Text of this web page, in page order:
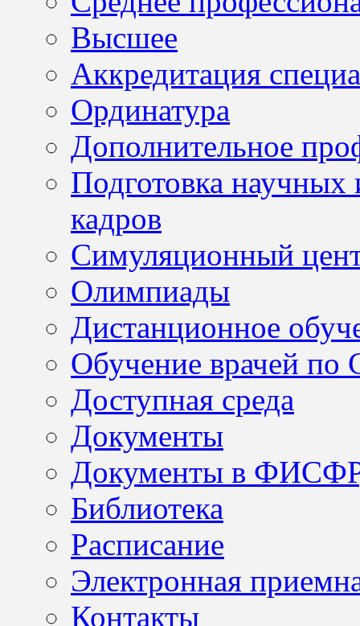
Высшее
Аккредитация
Ординатура
Дополнительное
Подготовка научных
кадров
Симуляционный
Олимпиады
Дистанционное
Обучение врачей по
Доступная среда
Документы
Документы в
Библиотека
Расписание
Электронная
Контакты